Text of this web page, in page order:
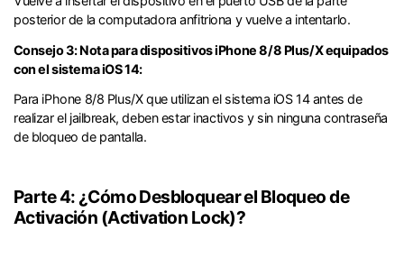
posterior de la computadora anfitriona y vuelve a intentarlo󠀲󠀩󠀧󠀣󠀠󠀩󠀡󠀣󠀳.
󠀰Consejo 3: Nota para dispositivos iPhone 8/8 Plus/X equipados
con el sistema iOS 14:󠀲󠀩󠀧󠀣󠀠󠀩󠀡󠀤󠀳
󠀰Para iPhone 8/8 Plus/X que utilizan el sistema iOS 14 antes de
realizar el jailbreak, deben estar inactivos y sin ninguna contraseña
de bloqueo de pantalla.
Parte 4: ¿Cómo Desbloquear el Bloqueo de
Activación (Activation Lock)?󠀲󠀩󠀧󠀣󠀠󠀨󠀢󠀩󠀳